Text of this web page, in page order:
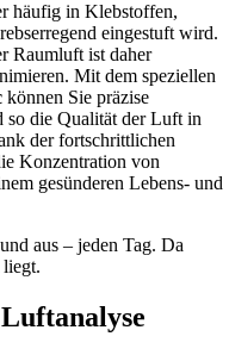
häufig in Klebstoffen,
eingestuft wird.
Raumluft ist daher
Mit dem speziellen
können Sie präzise
so die Qualität der Luft in
der fortschrittlichen
Konzentration von
gesünderen Lebens- und
aus – jeden Tag. Da